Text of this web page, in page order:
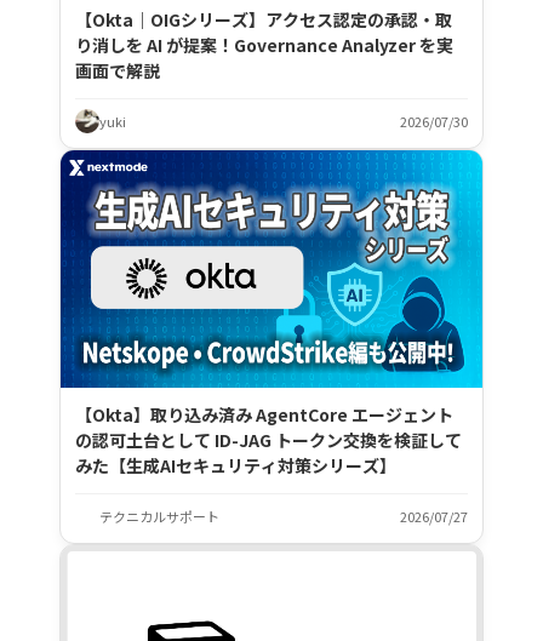
【Okta｜OIGシリーズ】アクセス認定の承認・取
り消しを AI が提案！Governance Analyzer を実
画面で解説
yuki 2026/07/30
【Okta】取り込み済み AgentCore エージェント
の認可土台として ID-JAG トークン交換を検証して
みた【生成AIセキュリティ対策シリーズ】
テクニカルサポート 2026/07/27